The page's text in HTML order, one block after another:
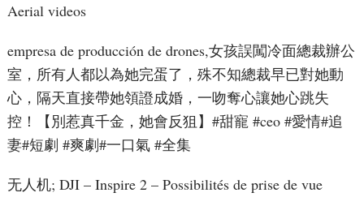
Aerial videos
empresa de producción de drones,女孩誤闖冷面總裁辦公
室，所有人都以為她完蛋了，殊不知總裁早已對她動
心，隔天直接帶她領證成婚，一吻奪心讓她心跳失
控！【別惹真千金，她會反狙】#甜寵 #ceo #愛情#追
妻#短劇 #爽劇#一口氣 #全集
无人机; DJI – Inspire 2 – Possibilités de prise de vue